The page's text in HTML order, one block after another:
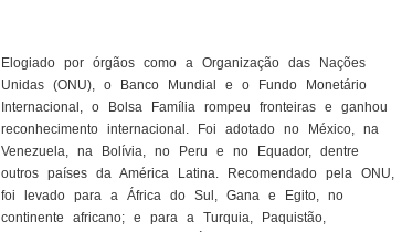
Elogiado por órgãos como a Organização das Nações
Unidas (ONU), o Banco Mundial e o Fundo Monetário
Internacional, o Bolsa Família rompeu fronteiras e ganhou
reconhecimento internacional. Foi adotado no México, na
Venezuela, na Bolívia, no Peru e no Equador, dentre
outros países da América Latina. Recomendado pela ONU,
foi levado para a África do Sul, Gana e Egito, no
continente africano; e para a Turquia, Paquistão,